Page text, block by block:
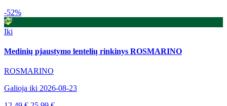
-52%
Iki
Medinių pjaustymo lentelių rinkinys ROSMARINO
ROSMARINO
Galioja iki 2026-08-23